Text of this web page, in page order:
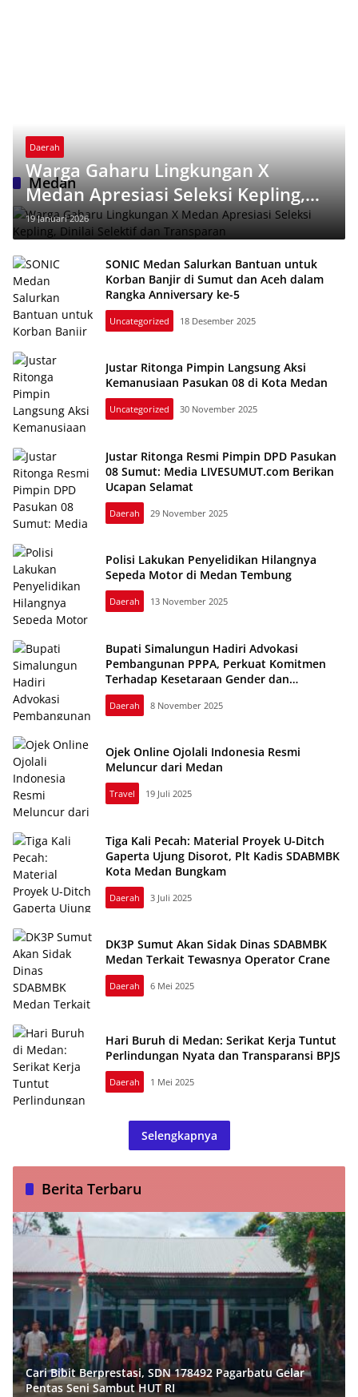
Medan
Daerah
Warga Gaharu Lingkungan X
Medan Apresiasi Seleksi Kepling,
Dinilai Selektif dan Transparan
19 Januari 2026
SONIC Medan Salurkan Bantuan untuk
Korban Banjir di Sumut dan Aceh dalam
Rangka Anniversary ke-5
Uncategorized 18 Desember 2025
Justar Ritonga Pimpin Langsung Aksi
Kemanusiaan Pasukan 08 di Kota Medan
Uncategorized 30 November 2025
Justar Ritonga Resmi Pimpin DPD Pasukan
08 Sumut: Media LIVESUMUT.com Berikan
Ucapan Selamat
Daerah 29 November 2025
Polisi Lakukan Penyelidikan Hilangnya
Sepeda Motor di Medan Tembung
Daerah 13 November 2025
Bupati Simalungun Hadiri Advokasi
Pembangunan PPPA, Perkuat Komitmen
Terhadap Kesetaraan Gender dan
Perlindungan Anak
Daerah 8 November 2025
Ojek Online Ojolali Indonesia Resmi
Meluncur dari Medan
Travel 19 Juli 2025
Tiga Kali Pecah: Material Proyek U-Ditch
Gaperta Ujung Disorot, Plt Kadis SDABMBK
Kota Medan Bungkam
Daerah 3 Juli 2025
DK3P Sumut Akan Sidak Dinas SDABMBK
Medan Terkait Tewasnya Operator Crane
Daerah 6 Mei 2025
Hari Buruh di Medan: Serikat Kerja Tuntut
Perlindungan Nyata dan Transparansi BPJS
Daerah 1 Mei 2025
Selengkapnya
Berita Terbaru
Cari Bibit Berprestasi, SDN 178492 Pagarbatu Gelar
Pentas Seni Sambut HUT RI